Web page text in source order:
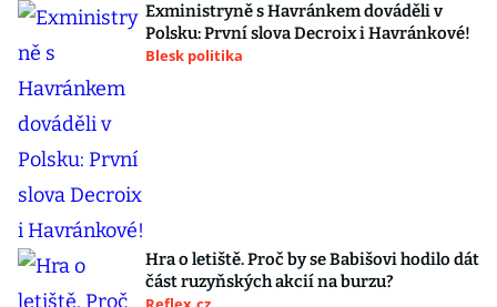
Exministryně s Havránkem dováděli v
Polsku: První slova Decroix i Havránkové!
Blesk politika
Hra o letiště. Proč by se Babišovi hodilo dát
část ruzyňských akcií na burzu?